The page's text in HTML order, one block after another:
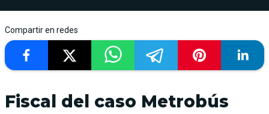
Compartir en redes
Fiscal del caso Metrobús